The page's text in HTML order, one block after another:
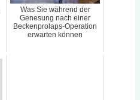
Was Sie während der
Genesung nach einer
Beckenprolaps-Operation
erwarten können